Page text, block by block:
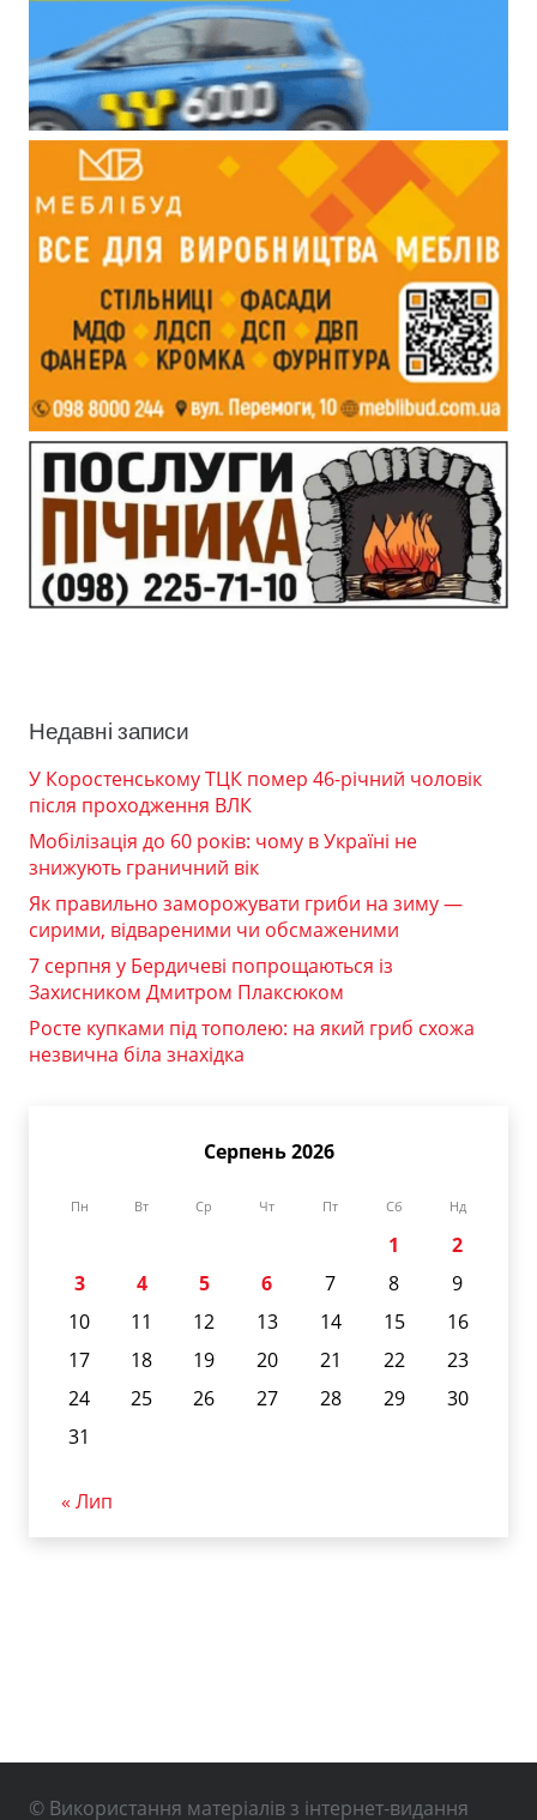
Недавні записи
У Коростенському ТЦК помер 46-річний чоловік
після проходження ВЛК
Мобілізація до 60 років: чому в Україні не
знижують граничний вік
Як правильно заморожувати гриби на зиму —
сирими, відвареними чи обсмаженими
7 серпня у Бердичеві попрощаються із
Захисником Дмитром Плаксюком
Росте купками під тополею: на який гриб схожа
незвична біла знахідка
Серпень 2026
Пн Вт Ср Чт Пт Сб Нд
1
2
3
4 5 6 7 8
9
10
11 12 13 14 15
16
17
18 19 20 21 22
23
24
25 26 27 28 29
30
31
« Лип
© Використання матеріалів з інтернет-видання